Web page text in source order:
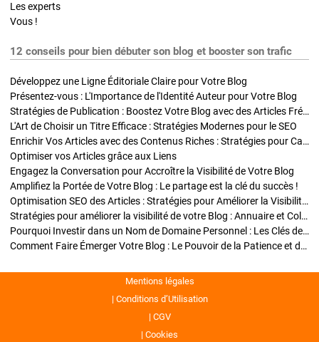
Les experts
Vous !
12 conseils pour bien débuter son blog et booster son trafic
Développez une Ligne Éditoriale Claire pour Votre Blog
Présentez-vous : L'Importance de l'Identité Auteur pour Votre Blog
Stratégies de Publication : Boostez Votre Blog avec des Articles Fréquents et Exclusifs
L'Art de Choisir un Titre Efficace : Stratégies Modernes pour le SEO
Enrichir Vos Articles avec des Contenus Riches : Stratégies pour Captiver et Optimiser
Optimiser vos Articles grâce aux Liens
Engagez la Conversation pour Accroître la Visibilité de Votre Blog
Amplifiez la Portée de Votre Blog : Le partage est la clé du succès !
Optimisation SEO des Articles : Stratégies pour Améliorer la Visibilité de Votre Blog
Stratégies pour améliorer la visibilité de votre Blog : Annuaire et Collaborations
Pourquoi Investir dans un Nom de Domaine Personnel : Les Clés de la Réussite de Votre Blog
Comment Faire Émerger Votre Blog : Le Pouvoir de la Patience et de la Persévérance
Mentions légales
Conditions d’Utilisation
CGV
Cookies